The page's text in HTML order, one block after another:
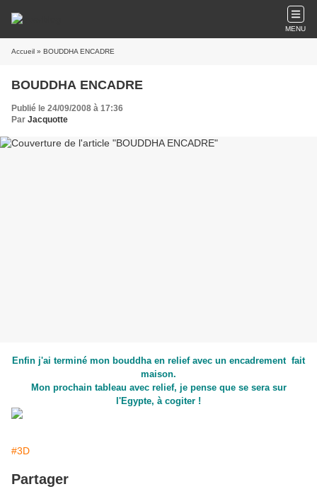
MENU
Accueil » BOUDDHA ENCADRE
BOUDDHA ENCADRE
Publié le 24/09/2008 à 17:36
Par Jacquotte
Enfin j'ai terminé mon bouddha en relief avec un encadrement fait
maison.
Mon prochain tableau avec relief, je pense que se sera sur
l'Egypte, à cogiter !
#3D
Partager